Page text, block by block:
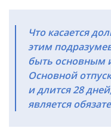
Что касается
этим
быть основным
Основной
и длится 28
является